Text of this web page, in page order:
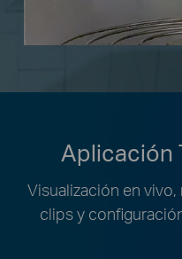
Aplicación
Visualización en
clips y